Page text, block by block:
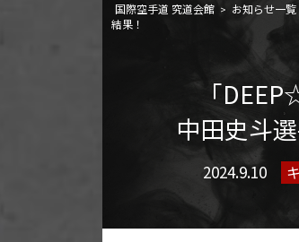
国際空手道 究道会館 > お知らせ一覧
結果！
「
中田史斗
2024.9.10